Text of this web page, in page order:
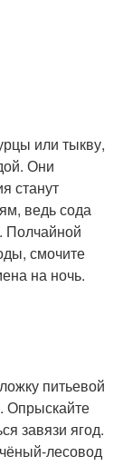
или тыкву,
Они
станут
ведь сода
Полчайной
смочите
на ночь.
питьевой
Опрыскайте
завязи ягод.
лесовод